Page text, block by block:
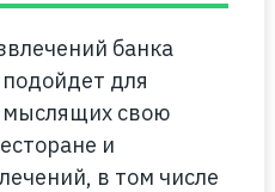
банка
для
свою
и
в том числе